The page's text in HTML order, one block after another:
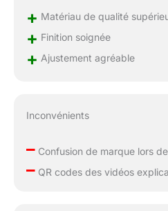
+ Matériau de qualité
+ Finition soignée
+ Ajustement agréable
Inconvénients
–Confusion de marque lors
–QR codes des vidéos